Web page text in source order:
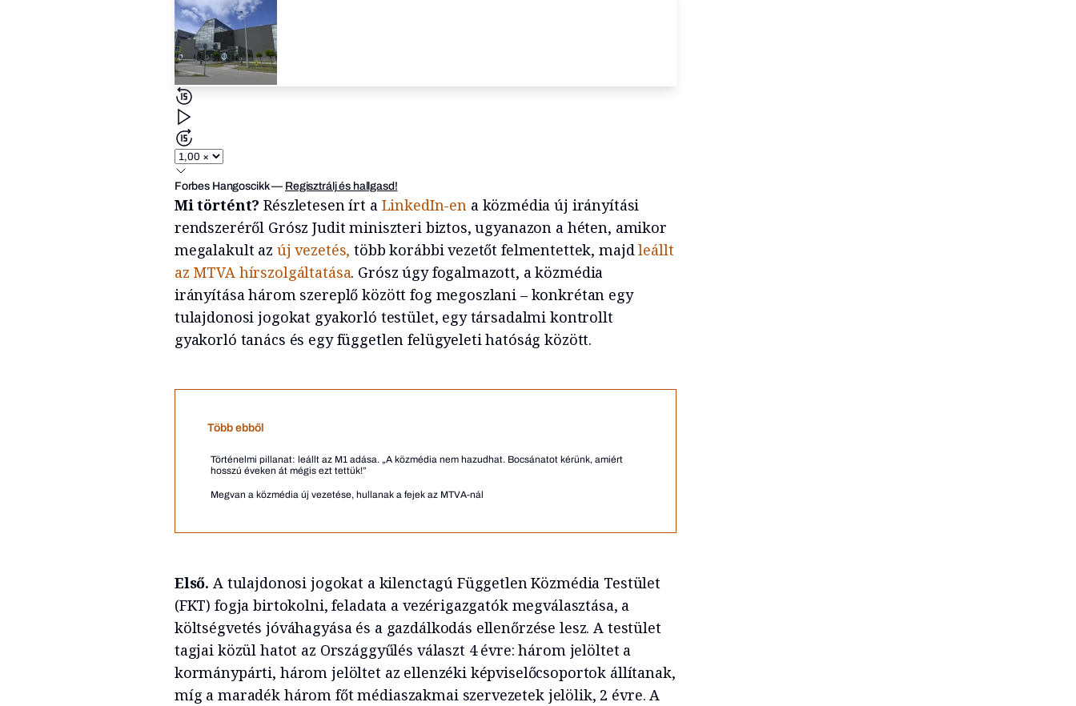
Forbes Hangoscikk— Regisztrálj és hallgasd!
Mi történt? Részletesen írt a LinkedIn-en a közmédia új irányítási
rendszeréről Grósz Judit miniszteri biztos, ugyanazon a héten, amikor
megalakult az új vezetés, több korábbi vezetőt felmentettek, majdleállt
az MTVA hírszolgáltatása. Grósz úgy fogalmazott, a közmédia
irányítása három szereplő között fog megoszlani – konkrétan egy
tulajdonosi jogokat gyakorló testület, egy társadalmi kontrollt
gyakorló tanács és egy független felügyeleti hatóság között.
Több ebből
Történelmi pillanat: leállt az M1 adása. „A közmédia nem hazudhat. Bocsánatot kérünk, amiért
hosszú éveken át mégis ezt tettük!”
Megvan a közmédia új vezetése, hullanak a fejek az MTVA-nál
Első. A tulajdonosi jogokat a kilenctagú Független Közmédia Testület
(FKT) fogja birtokolni, feladata a vezérigazgatók megválasztása, a
költségvetés jóváhagyása és a gazdálkodás ellenőrzése lesz. A testület
tagjai közül hatot az Országgyűlés választ 4 évre: három jelöltet a
kormánypárti, három jelöltet az ellenzéki képviselőcsoportok állítanak,
míg a maradék három főt médiaszakmai szervezetek jelölik, 2 évre. A